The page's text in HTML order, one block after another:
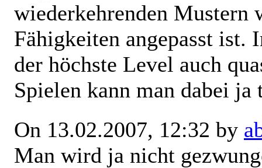
wiederkehrenden Mustern
Fähigkeiten angepasst ist.
der höchste Level auch
Spielen kann man dabei
On 13.02.2007, 12:32 by
Man wird ja nicht